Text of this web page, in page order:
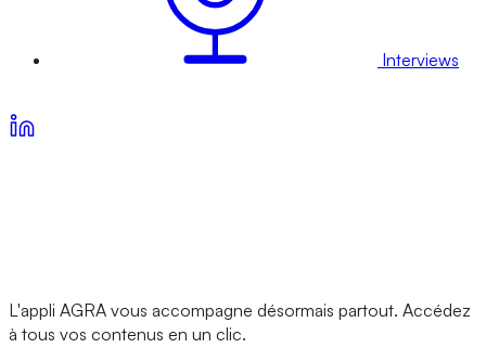
Interviews
L'appli AGRA vous accompagne désormais partout. Accédez
à tous vos contenus en un clic.